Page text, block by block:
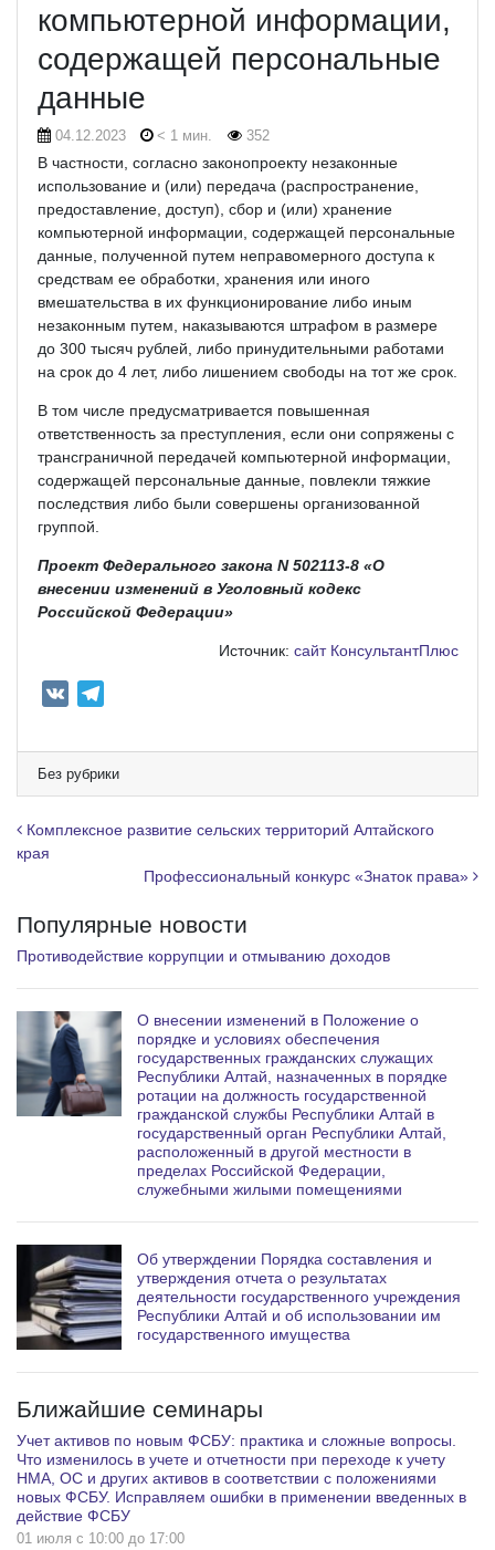
компьютерной информации,
содержащей персональные
данные
04.12.2023 < 1 мин. 352
В частности, согласно законопроекту незаконные
использование и (или) передача (распространение,
предоставление, доступ), сбор и (или) хранение
компьютерной информации, содержащей персональные
данные, полученной путем неправомерного доступа к
средствам ее обработки, хранения или иного
вмешательства в их функционирование либо иным
незаконным путем, наказываются штрафом в размере
до 300 тысяч рублей, либо принудительными работами
на срок до 4 лет, либо лишением свободы на тот же срок.
В том числе предусматривается повышенная
ответственность за преступления, если они сопряжены с
трансграничной передачей компьютерной информации,
содержащей персональные данные, повлекли тяжкие
последствия либо были совершены организованной
группой.
Проект Федерального закона N 502113-8 «О
внесении изменений в Уголовный кодекс
Российской Федерации»
Источник: сайт КонсультантПлюс
e
g
r
Без рубрики
Навигация по записям
Комплексное развитие сельских территорий Алтайского
края
Профессиональный конкурс «Знаток права»
Популярные новости
Противодействие коррупции и отмыванию доходов
О внесении изменений в Положение о
порядке и условиях обеспечения
государственных гражданских служащих
Республики Алтай, назначенных в порядке
ротации на должность государственной
гражданской службы Республики Алтай в
государственный орган Республики Алтай,
расположенный в другой местности в
пределах Российской Федерации,
служебными жилыми помещениями
Об утверждении Порядка составления и
утверждения отчета о результатах
деятельности государственного учреждения
Республики Алтай и об использовании им
государственного имущества
Ближайшие семинары
Учет активов по новым ФСБУ: практика и сложные вопросы.
Что изменилось в учете и отчетности при переходе к учету
НМА, ОС и других активов в соответствии с положениями
новых ФСБУ. Исправляем ошибки в применении введенных в
действие ФСБУ
01 июля c 10:00 до 17:00